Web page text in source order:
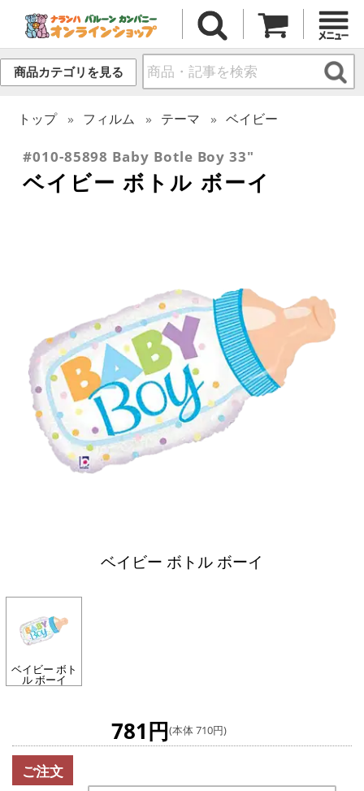
商品カテゴリを見る
トップ フィルム テーマ ベイビー
#010-85898 Baby Botle Boy 33"
ベイビー ボトル ボーイ
ベイビー ボトル ボーイ
ベイビー ボト
ル ボーイ
781円(本体 710円)
ご注文